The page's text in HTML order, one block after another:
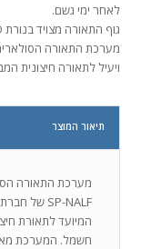
לאחר ימי גשם.
גוף התאורה מצויד בנורת LED יעילה המספקת תאורה עוצמתית.
ויעיל לתאורה חיצונית
תיאור המוצר
המיועד לתאורת
חשמל. המערכת